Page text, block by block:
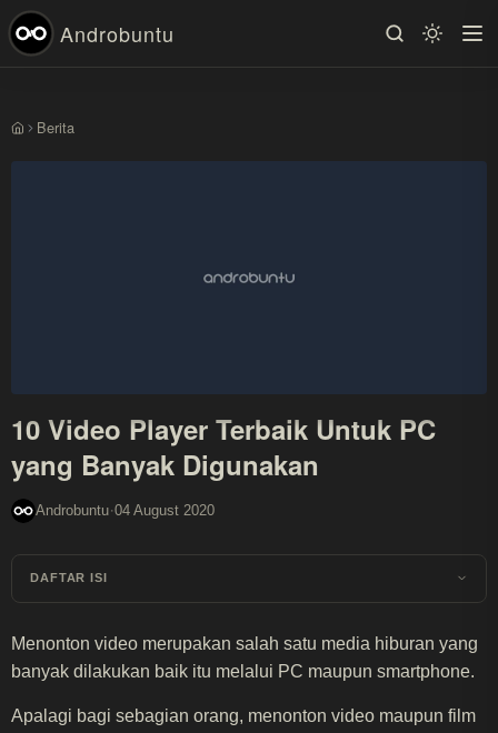
Androbuntu
Beranda
Berita
10 Video Player Terbaik Untuk PC
yang Banyak Digunakan
Androbuntu·04 August 2020
DAFTAR ISI
Menonton video merupakan salah satu media hiburan yang
banyak dilakukan baik itu melalui PC maupun smartphone.
Apalagi bagi sebagian orang, menonton video maupun film